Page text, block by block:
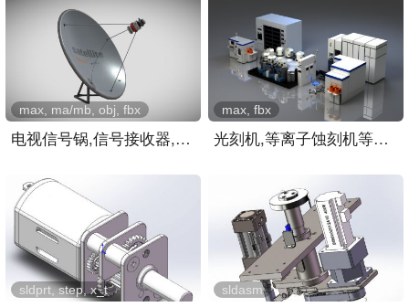
电视信号锅,信号接收器,屋..
max, ma/mb, obj, fbx
光刻机,等离子蚀刻机等芯片..
max, fbx
sldprt, step, x_t sldasm